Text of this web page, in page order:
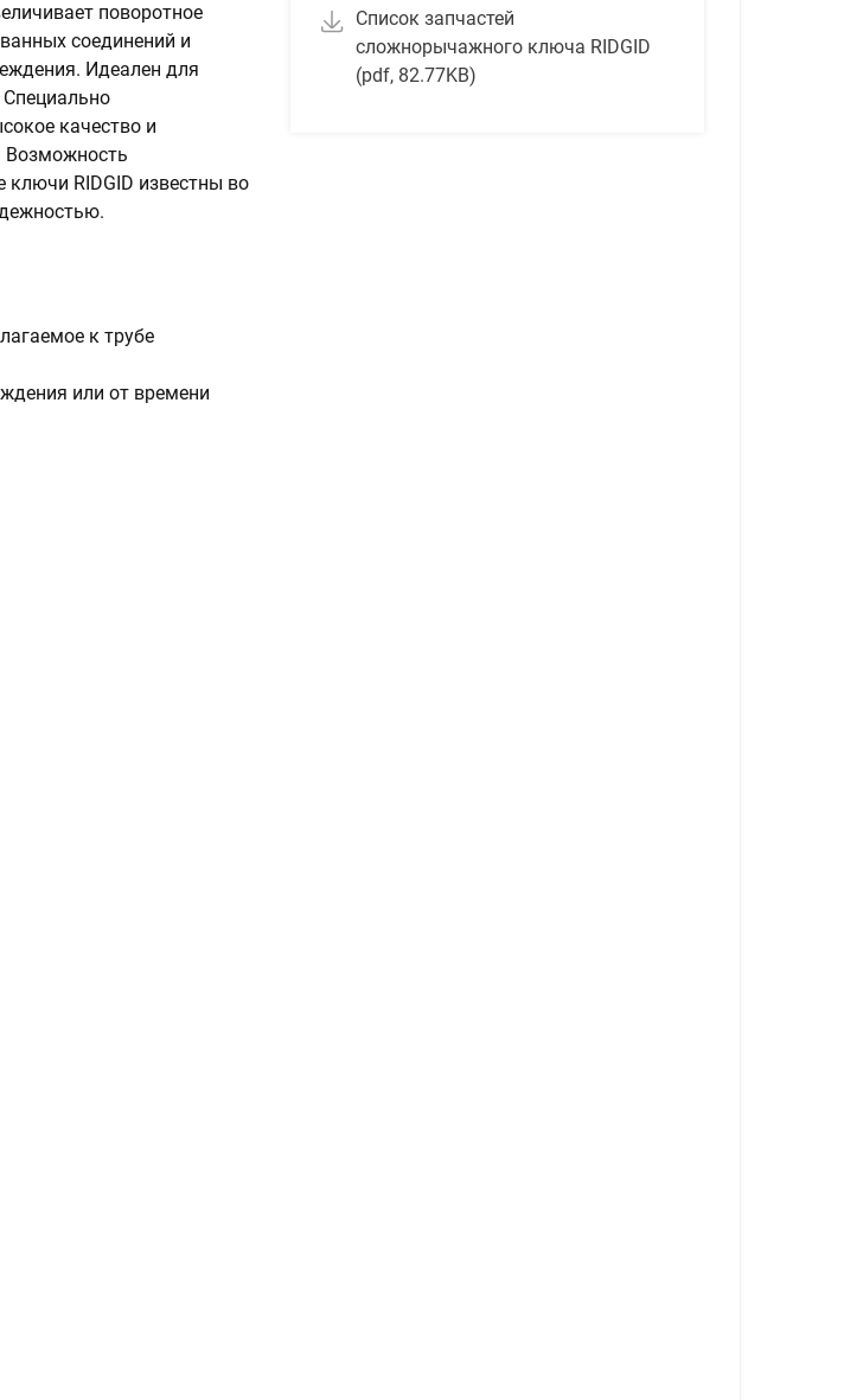
поворотное
соединений и
Идеален для
качество и
Возможность
ключи RIDGID известны во
к трубе
или от времени
Список запчастей
сложнорычажного ключа RIDGID
(pdf, 82.77KB)